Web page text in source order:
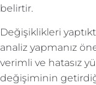
belirtir.
Değişiklikleri
analiz yapmanız
verimli ve hatasız
değişiminin